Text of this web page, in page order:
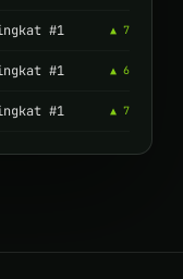
#1 ▲ 7
#1 ▲ 6
#1 ▲ 7